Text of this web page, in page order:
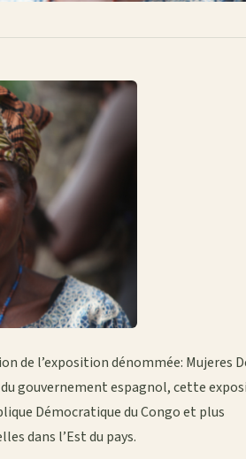
de l’exposition dénommée: Mujeres
gouvernement espagnol, cette
Démocratique du Congo et plus
dans l’Est du pays.